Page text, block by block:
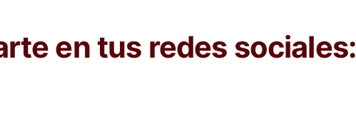
en tus redes sociales: